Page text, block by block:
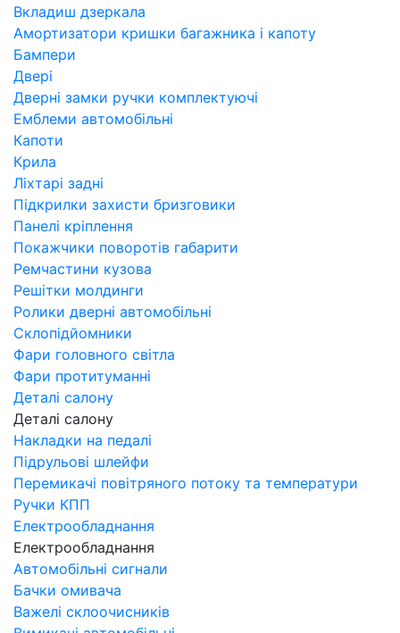
Вкладиш дзеркала
Амортизатори кришки багажника і капоту
Бампери
Двері
Дверні замки ручки комплектуючі
Емблеми автомобільні
Капоти
Крила
Ліхтарі задні
Підкрилки захисти бризговики
Панелі кріплення
Покажчики поворотів габарити
Ремчастини кузова
Решітки молдинги
Ролики дверні автомобільні
Склопідйомники
Фари головного світла
Фари протитуманні
Деталі салону
Деталі салону
Накладки на педалі
Підрульові шлейфи
Перемикачі повітряного потоку та температури
Ручки КПП
Електрообладнання
Електрообладнання
Автомобільні сигнали
Бачки омивача
Важелі склоочисників